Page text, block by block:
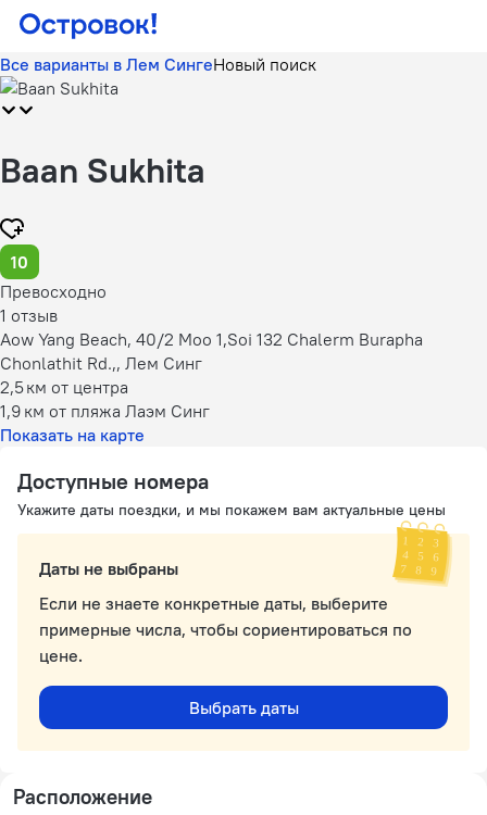
Все варианты в Лем СингеНовый поиск
Baan Sukhita
10
Превосходно
1 отзыв
Aow Yang Beach, 40/2 Moo 1,Soi 132 Chalerm Burapha
Chonlathit Rd.,, Лем Синг
2,5 км от центра
1,9 км от пляжа Лаэм Синг
Показать на карте
Доступные номера
Укажите даты поездки, и мы покажем вам актуальные цены
Даты не выбраны
Если не знаете конкретные даты, выберите
примерные числа, чтобы сориентироваться по
цене.
Выбрать даты
Расположение